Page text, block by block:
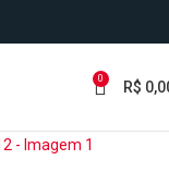
0 R$